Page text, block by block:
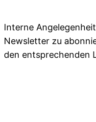
Interne
Newsletter zu
den entsprechenden